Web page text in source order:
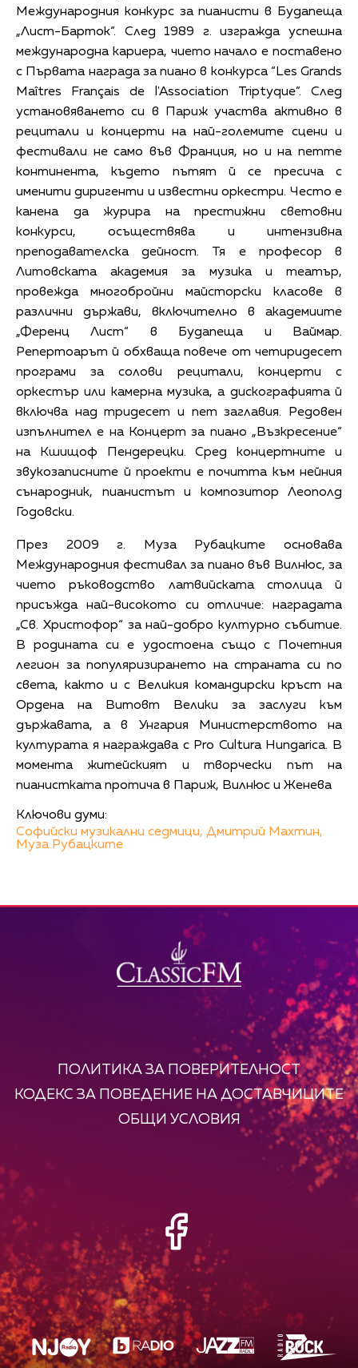
Международния конкурс за пианисти в Будапеща
„Лист-Барток“. След 1989 г. изгражда успешна
международна кариера, чието начало е поставено
с Първата награда за пиано в конкурса “Les Grands
Maîtres Français de l'Association Triptyque”. След
установяването си в Париж участва активно в
рецитали и концерти на най-големите сцени и
фестивали не само във Франция, но и на петте
континента, където пътят й се пресича с
именити диригенти и известни оркестри. Често е
канена да журира на престижни световни
конкурси, осъществява и интензивна
преподавателска дейност. Тя е професор в
Литовската академия за музика и театър,
провежда многобройни майсторски класове в
различни държави, включително в академиите
„Ференц Лист“ в Будапеща и Ваймар.
Репертоарът й обхваща повече от четиридесет
програми за солови рецитали, концерти с
оркестър или камерна музика, а дискографията й
включва над тридесет и пет заглавия. Редовен
изпълнител е на Концерт за пиано „Възкресение“
на Кшищоф Пендерецки. Сред концертните и
звукозаписните й проекти е почитта към нейния
сънародник, пианистът и композитор Леополд
Годовски.
През 2009 г. Муза Рубацките основава
Международния фестивал за пиано във Вилнюс, за
чието ръководство латвийската столица й
присъжда най-високото си отличие: наградата
„Св. Христофор“ за най-добро културно събитие.
В родината си е удостоена също с Почетния
легион за популяризирането на страната си по
света, както и с Великия командирски кръст на
Ордена на Витовт Велики за заслуги към
държавата, а в Унгария Министерството на
културата я награждава с Pro Cultura Hungaricа. В
момента житейският и творчески път на
пианистката протича в Париж, Вилнюс и Женева
Ключови думи:
Софийски музикални седмици, Дмитрий Махтин,
Муза Рубацките
ПОЛИТИКА ЗА ПОВЕРИТЕЛНОСТ
КОДЕКС ЗА ПОВЕДЕНИЕ НА ДОСТАВЧИЦИТЕ
ОБЩИ УСЛОВИЯ